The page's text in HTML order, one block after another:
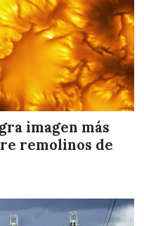
imagen más
remolinos de